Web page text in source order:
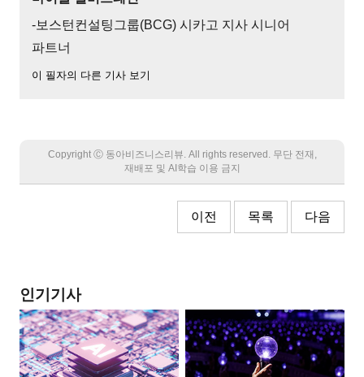
-보스턴컨설팅그룹(BCG) 시카고 지사 시니어
파트너
이 필자의 다른 기사 보기
Copyright Ⓒ 동아비즈니스리뷰. All rights reserved. 무단 전재,
재배포 및 AI학습 이용 금지
이전 목록 다음
인기기사